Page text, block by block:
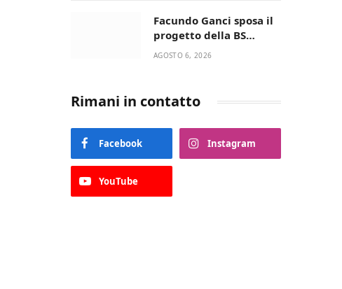
Facundo Ganci sposa il
progetto della BS
Soccer Team Fasano e
AGOSTO 6, 2026
Rimani in contatto
Facebook Instagram
YouTube